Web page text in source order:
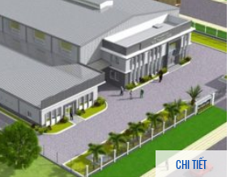
CHI TIẾT